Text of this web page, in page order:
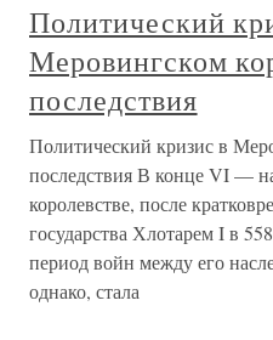
Политический
Меровингском
последствия
Политический кризис в
последствия В конце VI —
королевстве, после
государства Хлотарем I в
период войн между его
однако, стала